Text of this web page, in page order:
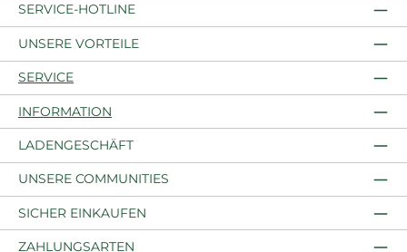
SERVICE-HOTLINE
UNSERE VORTEILE
SERVICE
INFORMATION
LADENGESCHÄFT
UNSERE COMMUNITIES
SICHER EINKAUFEN
ZAHLUNGSARTEN